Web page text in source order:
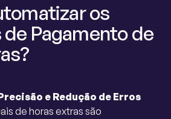
os
Pagamento de
e Redução de Erros
de horas extras são